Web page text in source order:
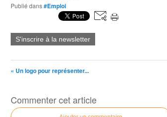
Publié dans#Emploi
S'inscrire à la newsletter
« Un logo pour représenter...
Commenter cet article